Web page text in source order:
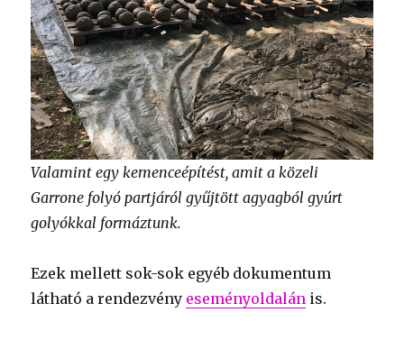
Valamint egy kemenceépítést, amit a közeli
Garrone folyó partjáról gyűjtött agyagból gyúrt
golyókkal formáztunk.
Ezek mellett sok-sok egyéb dokumentum
látható a rendezvény eseményoldalán is.